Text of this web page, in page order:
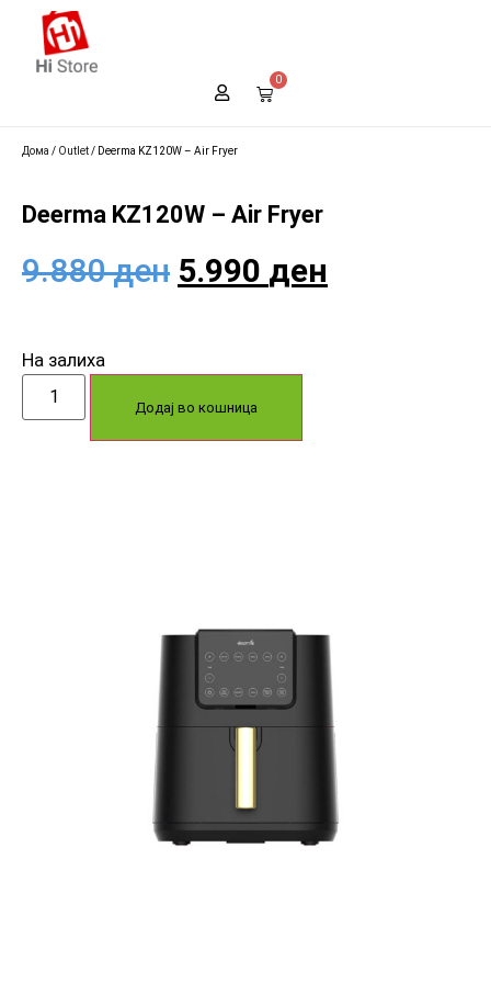
0
Дома / Outlet/ Deerma KZ120W – Air Fryer
Deerma KZ120W – Air Fryer
9.880ден 5.990 ден
На залиха
Додај во кошница